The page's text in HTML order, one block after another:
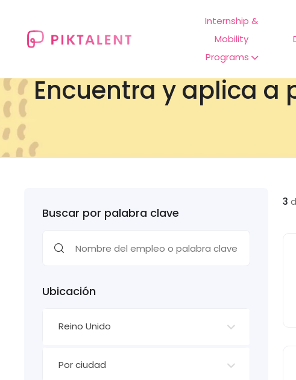
Internship &
Mobility
Programs
Encuentra y aplica a
Buscar por palabra clave
Ubicación
Reino Unido
Por ciudad
3